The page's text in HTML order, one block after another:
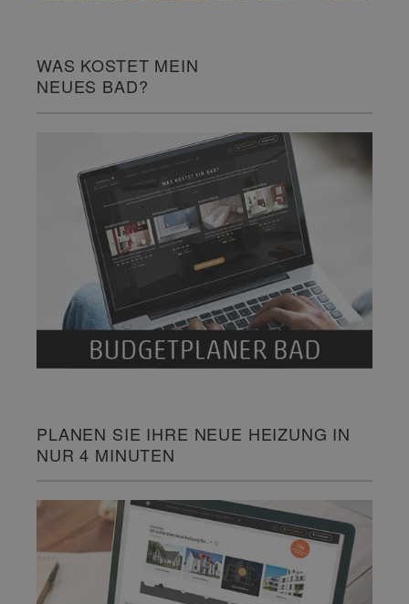
WAS KOSTET MEIN
NEUES BAD?
PLANEN SIE IHRE NEUE HEIZUNG IN
NUR 4 MINUTEN